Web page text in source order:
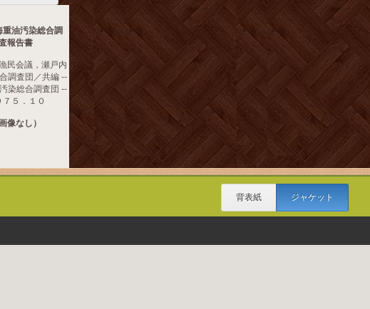
重油汚染総合調
報告書
民会議，瀬戸内
調査団／共編 --
染総合調査団 --
７５．１０
画像なし）
背表紙 ジャケット